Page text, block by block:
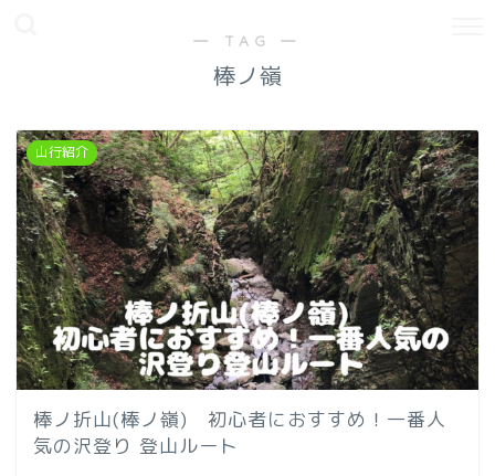
― TAG ―
棒ノ嶺
山行紹介
棒ノ折山(棒ノ嶺) 初心者におすすめ！一番人
気の沢登り 登山ルート